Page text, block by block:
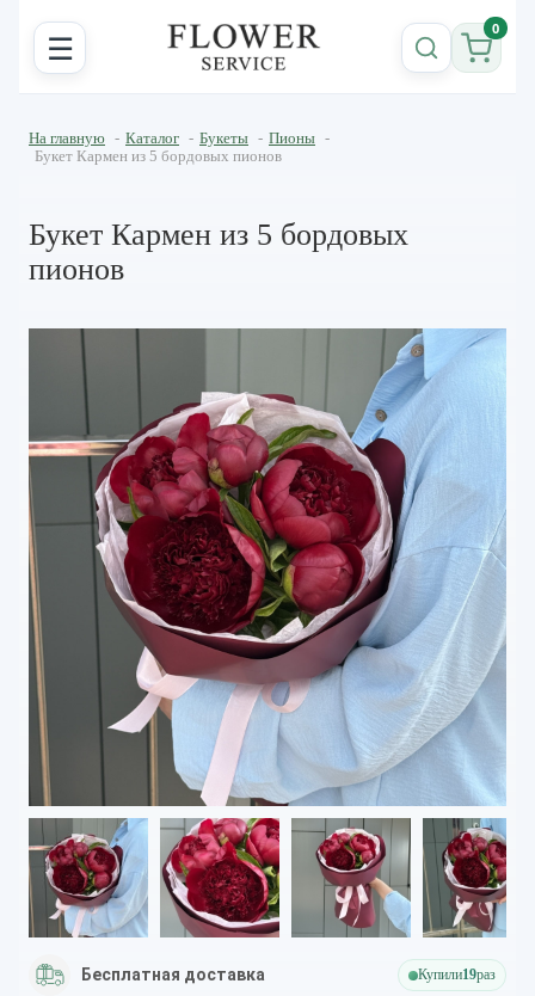
☰ 0
На главную - Каталог - Букеты - Пионы -
Букет Кармен из 5 бордовых пионов
Букет Кармен из 5 бордовых
пионов
Бесплатная доставка Купили19раз